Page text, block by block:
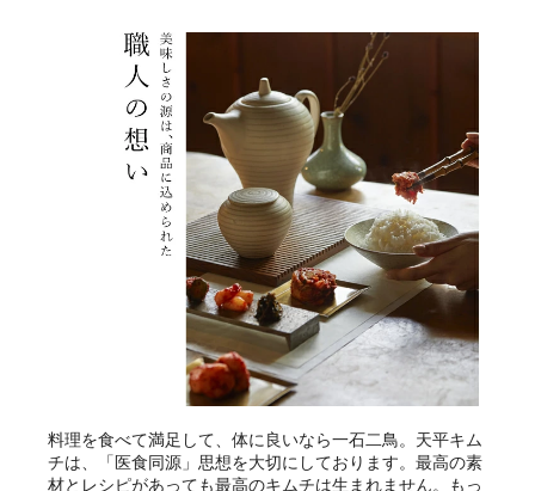
料理を食べて満足して、体に良いなら一石二鳥。天平キム
チは、「医食同源」思想を大切にしております。最高の素
材とレシピがあっても最高のキムチは生まれません。もっ